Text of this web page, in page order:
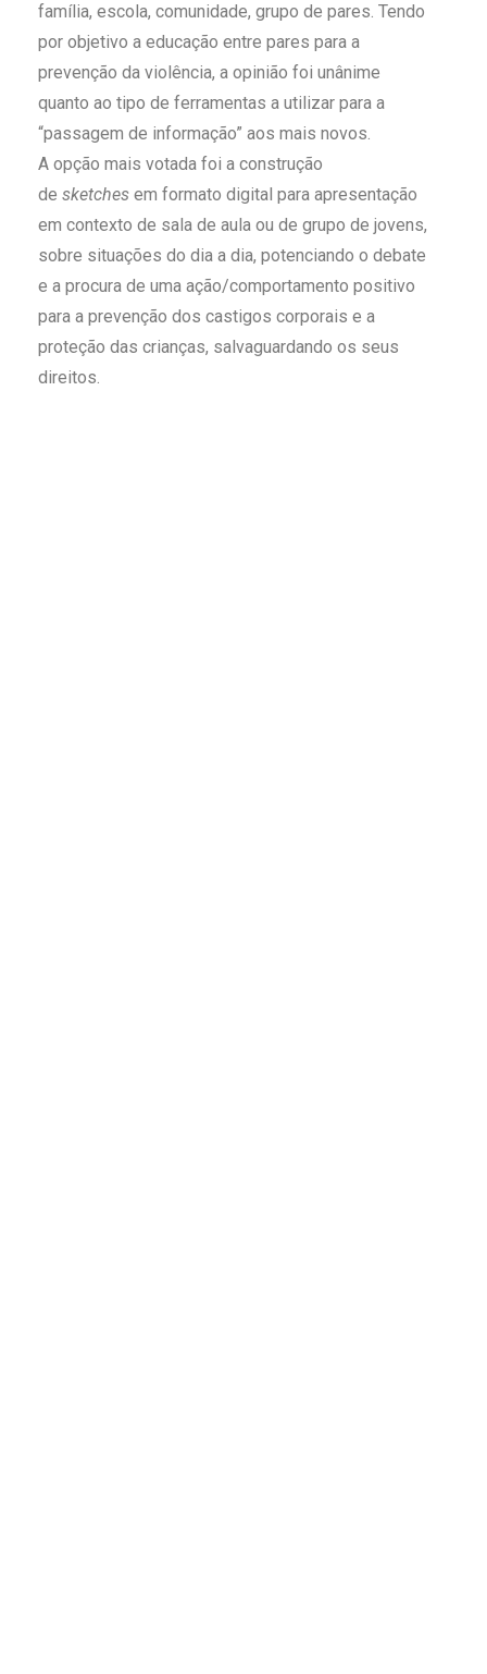
família, escola, comunidade, grupo de pares. Tendo
por objetivo a educação entre pares para a
prevenção da violência, a opinião foi unânime
quanto ao tipo de ferramentas a utilizar para a
“passagem de informação” aos mais novos.
A opção mais votada foi a construção
de sketches em formato digital para apresentação
em contexto de sala de aula ou de grupo de jovens,
sobre situações do dia a dia, potenciando o debate
e a procura de uma ação/comportamento positivo
para a prevenção dos castigos corporais e a
proteção das crianças, salvaguardando os seus
direitos.